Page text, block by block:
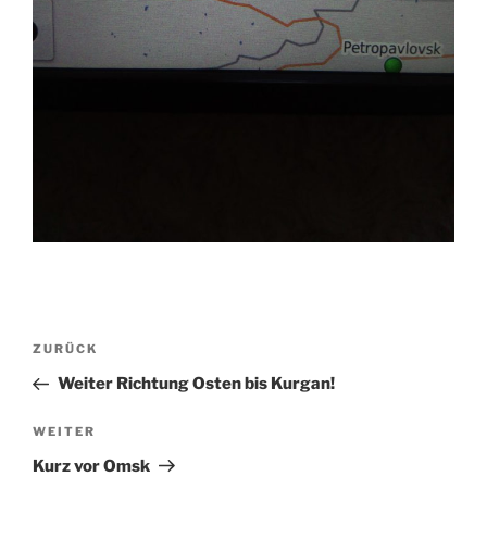
Beitragsnavigation
Vorheriger
Beitrag
ZURÜCK
Weiter Richtung Osten bis Kurgan!
Nächster
Beitrag
WEITER
Kurz vor Omsk